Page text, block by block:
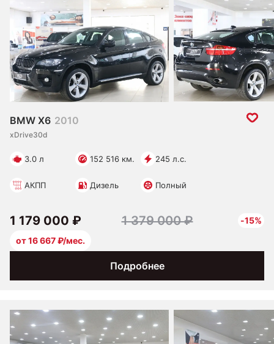
BMW X6 2010
xDrive30d
3.0 л 152 516 км. 245 л.с.
АКПП Дизель Полный
Подробнее
1 179 000 ₽ 1 379 000 ₽
-15%
от 16 667 ₽/мес.